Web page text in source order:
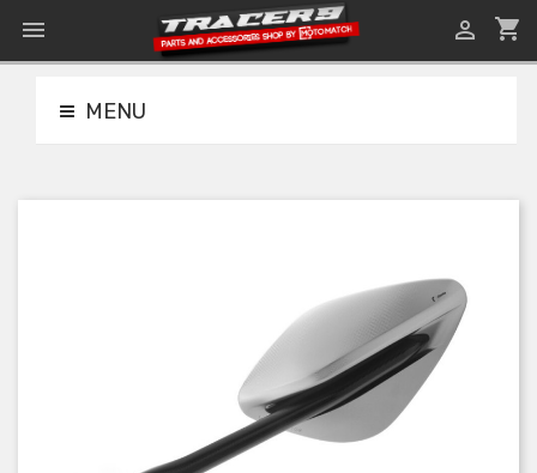
 shopping_cart

MENU